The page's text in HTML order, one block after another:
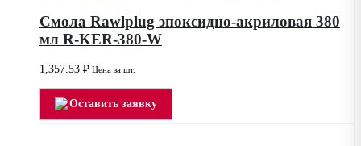
Смола Rawlplug эпоксидно-акриловая 380
мл R-KER-380-W
1,357.53 ₽ Цена за шт.
Оставить заявку